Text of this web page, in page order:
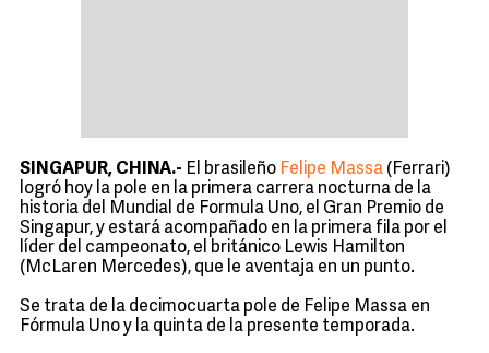
SINGAPUR, CHINA.- El brasileño Felipe Massa (Ferrari)
logró hoy la pole en la primera carrera nocturna de la
historia del Mundial de Formula Uno, el Gran Premio de
Singapur, y estará acompañado en la primera fila por el
líder del campeonato, el británico Lewis Hamilton
(McLaren Mercedes), que le aventaja en un punto.
Se trata de la decimocuarta pole de Felipe Massa en
Fórmula Uno y la quinta de la presente temporada.